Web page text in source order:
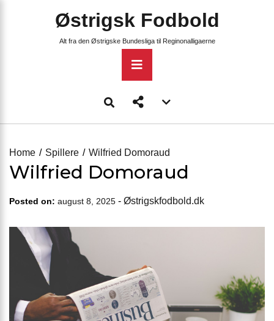
Østrigsk Fodbold
Alt fra den Østrigske Bundesliga til Reginonalligaerne
Primary
Menu
menu
Home
Spillere Wilfried Domoraud
Wilfried Domoraud
Posted on: august 8, 2025 - Østrigskfodbold.dk